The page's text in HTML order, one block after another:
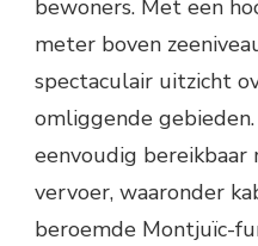
bewoners. Met een
meter boven
spectaculair uitzicht
omliggende
eenvoudig
vervoer, waaronder
beroemde Montjuïc-